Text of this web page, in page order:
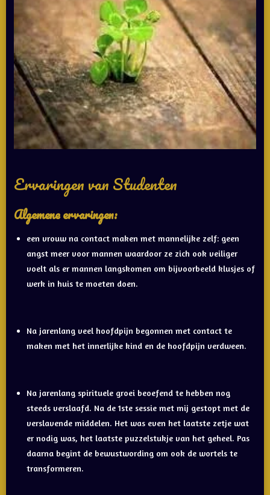
Ervaringen van Studenten
Algemene ervaringen:
een vrouw na contact maken met mannelijke zelf: geen
angst meer voor mannen waardoor ze zich ook veiliger
voelt als er mannen langskomen om bijvoorbeeld klusjes of
werk in huis te moeten doen.
Na jarenlang veel hoofdpijn begonnen met contact te
maken met het innerlijke kind en de hoofdpijn verdween.
Na jarenlang spirituele groei beoefend te hebben nog
steeds verslaafd. Na de 1ste sessie met mij gestopt met de
verslavende middelen. Het was even het laatste zetje wat
er nodig was, het laatste puzzelstukje van het geheel. Pas
daarna begint de bewustwording om ook de wortels te
transformeren.